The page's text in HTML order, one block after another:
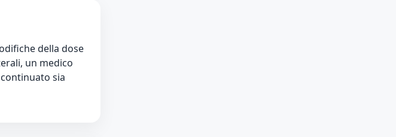
della dose
un medico
sia